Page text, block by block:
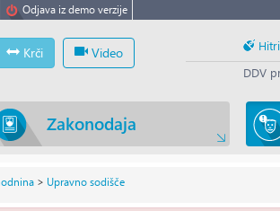
Odjava iz demo verzije
Krči Video Hitri
DDV
Zakonodaja
> Upravno sodišče